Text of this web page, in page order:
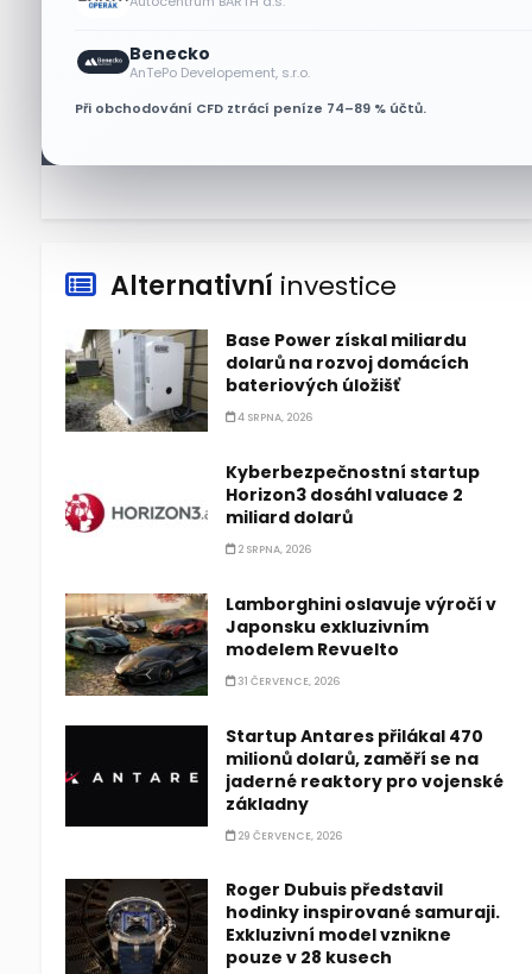
Benecko
AnTePo Developement, s.r.o.
Při obchodování CFD ztrácí peníze 74–89 % účtů.
Micron posílil o 7,6 % a zvýšil
podíl na trhu DRAM
Alternativní investice
Base Power získal miliardu
dolarů na rozvoj domácích
bateriových úložišť
4 SRPNA, 2026
Kyberbezpečnostní startup
Horizon3 dosáhl valuace 2
miliard dolarů
2 SRPNA, 2026
Lamborghini oslavuje výročí v
Japonsku exkluzivním
modelem Revuelto
31 ČERVENCE, 2026
Startup Antares přilákal 470
milionů dolarů, zaměří se na
jaderné reaktory pro vojenské
základny
29 ČERVENCE, 2026
Roger Dubuis představil
hodinky inspirované samuraji.
Exkluzivní model vznikne
pouze v 28 kusech